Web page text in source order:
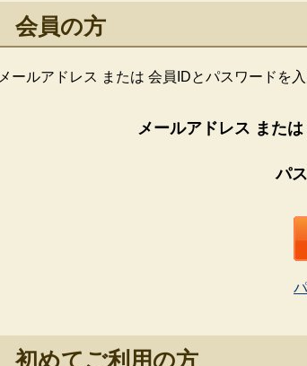
会員の方
メールアドレス または 会員IDとパスワードを
メールアドレス または
パ
初めてご利用の方